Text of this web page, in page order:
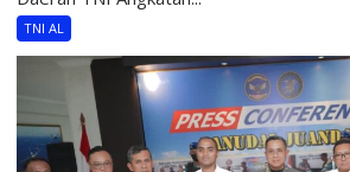
TNI AL